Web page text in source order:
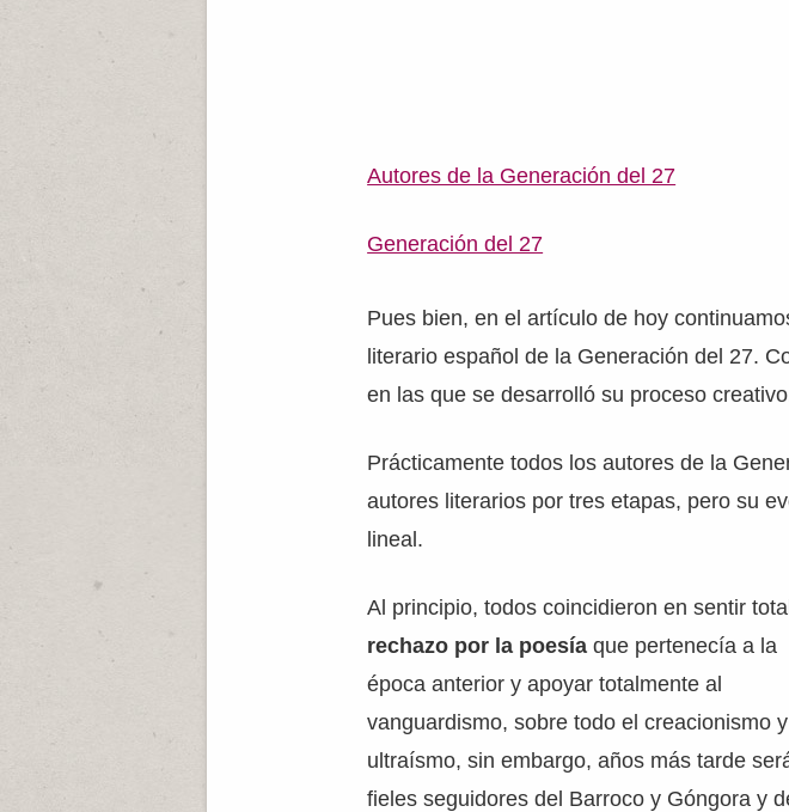
Autores de la Generación del 27
Generación del 27
Pues bien, en el artículo de hoy
literario español de la Generación del 27.
en las que se desarrolló su proceso
Prácticamente todos los autores de la
autores literarios por tres etapas, pero su
lineal.
Al principio, todos coincidieron en sentir total
rechazo por la poesíaque pertenecía a la
época anterior y apoyar totalmente al
vanguardismo, sobre todo el creacionismo y
ultraísmo, sin embargo, años más tarde
fieles seguidores del Barroco y Góngora y